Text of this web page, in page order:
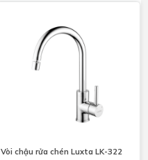
Vòi chậu rửa chén Luxta LK-322